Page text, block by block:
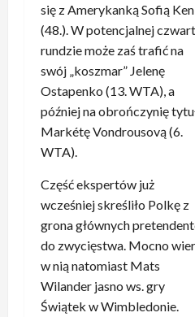
się z Amerykanką Sofią
(48.). W potencjalnej
rundzie może zaś trafić na
swój „koszmar” Jelenę
Ostapenko (13. WTA), a
później na obrończynię
Markétę Vondrousovą (6.
WTA).
Część ekspertów już
wcześniej skreśliło Polkę z
grona głównych
do zwycięstwa. Mocno
w nią natomiast Mats
Wilander jasno ws. gry
Świątek w Wimbledonie.